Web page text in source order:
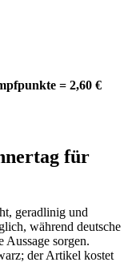
= 2,60 €
für
geradlinig und
während deutsche
sorgen.
der Artikel kostet